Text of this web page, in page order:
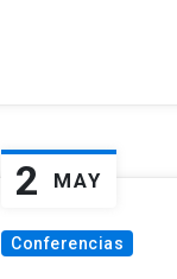
2 MAY
Conferencias